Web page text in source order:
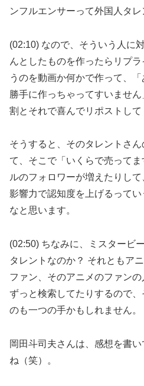
ンフルエンサーって外国人タレ
(02:10) なので、そういう人に
んとしたものを作ったらリプ
うのを動画か何かで作って、「
勝手に作っちゃってすいません
割とそれで喜んでリポストして
そうすると、そのタレントさ
て、そこで「いくらで売って
ルのフォロワーが増えたりし
影響力で認知度を上げるって
なと思います。
(02:50) ちなみに、ミスタービ
タレントなのか？ それともア
ファン、そのアニメのファン
ずっと検索してたりするので
のも一つの手かもしれません。
岡田斗司夫さんは、感想を書
ね（笑）。